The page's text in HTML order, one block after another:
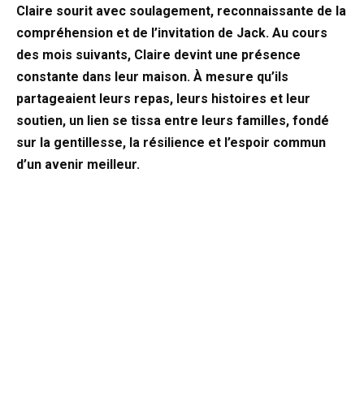
Claire sourit avec soulagement, reconnaissante de la
compréhension et de l’invitation de Jack. Au cours
des mois suivants, Claire devint une présence
constante dans leur maison. À mesure qu’ils
partageaient leurs repas, leurs histoires et leur
soutien, un lien se tissa entre leurs familles, fondé
sur la gentillesse, la résilience et l’espoir commun
d’un avenir meilleur.